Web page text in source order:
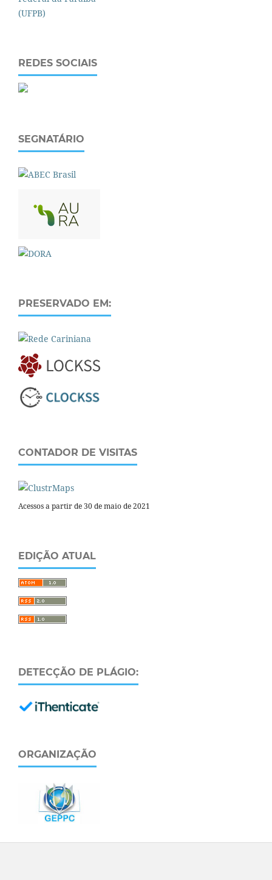
REDES SOCIAIS
SEGNATÁRIO
PRESERVADO EM:
CONTADOR DE VISITAS
Acessos a partir de 30 de maio de 2021
EDIÇÃO ATUAL
DETECÇÃO DE PLÁGIO:
ORGANIZAÇÃO